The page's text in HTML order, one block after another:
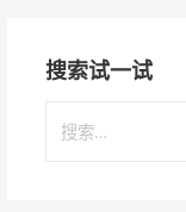
搜索试一试
索